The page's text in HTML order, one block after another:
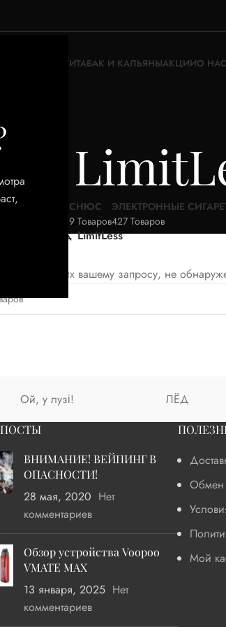
ЖИДКОСТИТАБАК И КАЛЬЯНЫАКЦИИО НАС
СНЮС
9 Товаров
ЭЛЕКТРОННЫЕ
427 Товаров
Товар Бренд LimitLess
вашему запросу, не
Ой, у лузі! ЛЁД
ВНИМАНИЕ! ВЕЙПИНГ В
ОПАСНОСТИ!
28 мая, 2020 Нет
комментариев
Обзор устройства Voopoo
VMATE MAX
13 января, 2025 Нет
комментариев
Обмен
Мой